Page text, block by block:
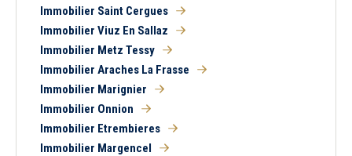
Immobilier Saint Cergues
Immobilier Viuz En Sallaz
Immobilier Metz Tessy
Immobilier Araches La Frasse
Immobilier Marignier
Immobilier Onnion
Immobilier Etrembieres
Immobilier Margencel